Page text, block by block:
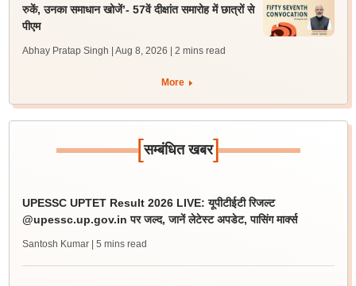
रुकें, उनका समाधान खोजें’- 57वें दीक्षांत समारोह में छात्रों से
पीएम
Abhay Pratap Singh | Aug 8, 2026 | 2 mins read
More
[सम्बंधित खबर]
UPESSC UPTET Result 2026 LIVE: यूपीटीईटी रिजल्ट
@upessc.up.gov.in पर जल्द, जानें लेटेस्ट अपडेट, पासिंग मार्क्स
Santosh Kumar | 5 mins read